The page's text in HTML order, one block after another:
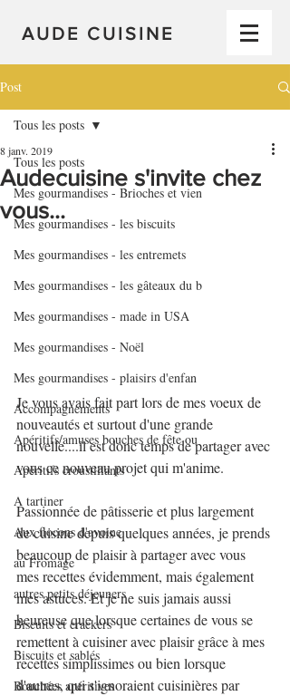
AUDE CUISINE
Post
Tous les posts
Mes gourmandises - Brioches et vien
Mes gourmandises - les biscuits
Mes gourmandises - les entremets
Mes gourmandises - les gâteaux du b
Mes gourmandises - made in USA
Mes gourmandises - Noël
Mes gourmandises - plaisirs d'enfan
Accompagnements
Apéritifs/amuses bouches de fête ou
Apéritifs croustillants
A tartiner
Aux flocons d'avoine
au Fromage
autres petits déjeuners
Biscuits et crackers
Biscuits et sablés
Bouchées apéritives
Tous les posts
Audecuisine s'invite chez
vous...
8 janv. 2019
Je vous avais fait part lors de mes voeux de
nouveautés et surtout d'une grande
nouvelle....il est donc temps de partager avec
vous ce nouveau projet qui m'anime.
Passionnée de pâtisserie et plus largement
de cuisine depuis quelques années, je prends
beaucoup de plaisir à partager avec vous
mes recettes évidemment, mais également
mes astuces. Et je ne suis jamais aussi
heureuse que lorsque certaines de vous se
remettent à cuisiner avec plaisir grâce à mes
recettes simplissimes ou bien lorsque
d'autres, qui s'ignoraient cuisinières par